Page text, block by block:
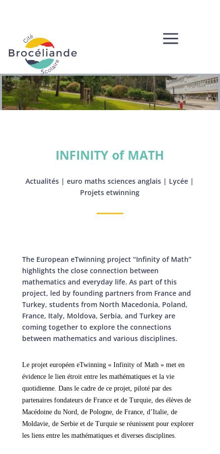
a
INFINITY of MATH
Actualités |euro maths sciences anglais | Lycée |
Projets etwinning
The European eTwinning project “Infinity of Math”
highlights the close connection between
mathematics and everyday life. As part of this
project, led by founding partners from France and
Turkey, students from North Macedonia, Poland,
France, Italy, Moldova, Serbia, and Turkey are
coming together to explore the connections
between mathematics and various disciplines.
Le projet européen eTwinning « Infinity of Math » met en
évidence le lien étroit entre les mathématiques et la vie
quotidienne. Dans le cadre de ce projet, piloté par des
partenaires fondateurs de France et de Turquie, des élèves de
Macédoine du Nord, de Pologne, de France, d’Italie, de
Moldavie, de Serbie et de Turquie se réunissent pour explorer
les liens entre les mathématiques et diverses disciplines.